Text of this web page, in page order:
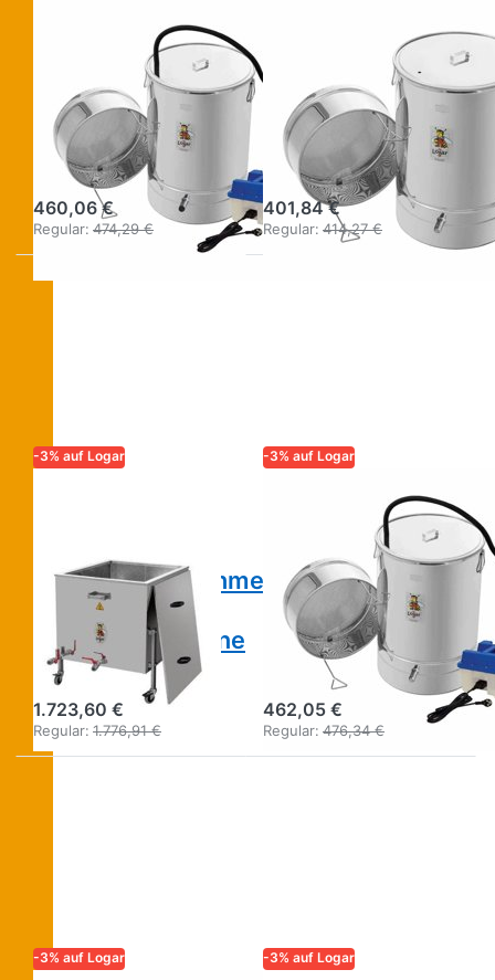
LOGAR – QUALITÄT UND
ZUVERLÄSSIGKEIT FÜR
Kleinwachsschmelzer
mit
Dampfgenerator
460,06 €
Regular: 474,29 €
ZUVERLÄSSIGKEIT FÜR
ohne
Dampfgenerator
401,84 €
Regular: 414,27 €
-3% auf Logar
Dampfwachsschmelzer
Desinfektorwanne
auf Rädern
1.723,60 €
Regular: 1.776,91 €
-3% auf Logar
LOGAR – QUALITÄT UND
ZUVERLÄSSIGKEIT FÜR
und Desinfektor
mit
Dampfgenerator
462,05 €
Regular: 476,34 €
-3% auf Logar -3% auf Logar